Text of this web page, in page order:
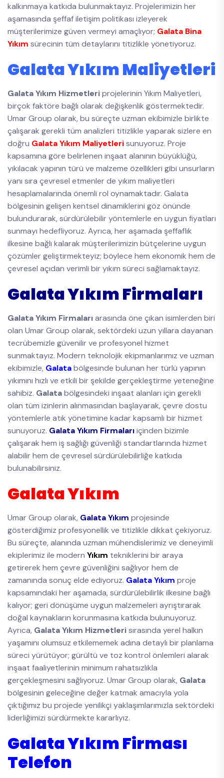
kalkınmaya katkıda bulunmaktayız. Projelerimizin her
aşamasında şeffaf iletişim politikası izleyerek
müşterilerimize güven vermeyi amaçlıyor; Galata Bina
Yıkım sürecinin tüm detaylarını titizlikle yönetiyoruz.
Galata Yıkım Maliyetleri
Galata Yıkım Hizmetleriprojelerinin Yıkım Maliyetleri,
birçok faktöre bağlı olarak değişkenlik göstermektedir.
Umar Group olarak, bu süreçte uzman ekibimizle birlikte
çalışarak gerekli tüm analizleri titizlikle yaparak sizlere en
doğru Galata Yıkım Maliyetlerisunuyoruz. Proje
kapsamına göre belirlenen inşaat alanının büyüklüğü,
yıkılacak yapının türü ve malzeme özellikleri gibi unsurların
yanı sıra çevresel etmenler de yıkım maliyetleri
hesaplamalarında önemli rol oynamaktadır. Galata
bölgesinin gelişen kentsel dinamiklerini göz önünde
bulundurarak, sürdürülebilir yöntemlerle en uygun fiyatları
sunmayı hedefliyoruz. Ayrıca, her aşamada şeffaflık
ilkesine bağlı kalarak müşterilerimizin bütçelerine uygun
çözümler geliştirmekteyiz; böylece hem ekonomik hem de
çevresel açıdan verimli bir yıkım süreci sağlamaktayız.
Galata Yıkım Firmaları
Galata Yıkım Firmalarıarasında öne çıkan isimlerden biri
olan Umar Group olarak, sektördeki uzun yıllara dayanan
tecrübemizle güvenilir ve profesyonel hizmet
sunmaktayız. Modern teknolojik ekipmanlarımız ve uzman
ekibimizle, Galatabölgesinde bulunan her türlü yapının
yıkımını hızlı ve etkili bir şekilde gerçekleştirme yeteneğine
sahibiz. Galatabölgesindeki inşaat alanları için gerekli
olan tüm izinlerin alınmasından başlayarak, çevre dostu
yöntemlerle atık yönetimine kadar kapsamlı bir hizmet
sunuyoruz. Galata Yıkım Firmalarıiçinden bizimle
çalışarak hem iş sağlığı güvenliği standartlarında hizmet
alabilir hem de çevresel sürdürülebilirliğe katkıda
bulunabilirsiniz.
Galata Yıkım
Umar Group olarak, Galata Yıkım projesinde
gösterdiğimiz profesyonellik ve titizlikle dikkat çekiyoruz.
Bu süreçte, alanında uzman mühendislerimiz ve deneyimli
ekiplerimiz ile modern Yıkım tekniklerini bir araya
getirerek hem çevre güvenliğini sağlıyor hem de
zamanında sonuç elde ediyoruz. Galata Yıkım proje
kapsamındaki her aşamada, sürdürülebilirlik ilkesine bağlı
kalıyor; geri dönüşüme uygun malzemeleri ayrıştırarak
doğal kaynakların korunmasına katkıda bulunuyoruz.
Ayrıca, Galata Yıkım Hizmetlerisırasında yerel halkın
yaşamını olumsuz etkilememek adına detaylı bir planlama
süreci yürütüyor; gürültü ve toz kontrol önlemleri alarak
inşaat faaliyetlerinin minimum rahatsızlıkla
gerçekleşmesini sağlıyoruz. Umar Group olarak, Galata
bölgesinin geleceğine değer katmak amacıyla yola
çıktığımız bu projede yenilikçi yaklaşımlarımızla sektördeki
liderliğimizi sürdürmekte kararlıyız.
Galata Yıkım Firması
Telefon